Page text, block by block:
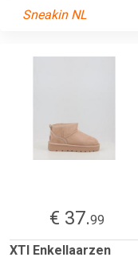
Sneakin NL
€ 37.99
XTI Enkellaarzen